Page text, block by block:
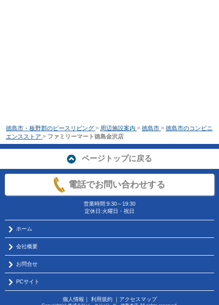
徳島市・板野郡のピースリビング > 周辺施設案内 > 徳島市 > 徳島市のコンビニ
エンスストア > ファミリーマート徳島金沢店
ページトップに戻る
電話でお問い合わせする
営業時間:9:30～19:30
定休日:火曜日・祝日
ホーム
会社概要
お問合せ
PCサイト
個人情報 ｜ 利用規約｜ アクセスマップ